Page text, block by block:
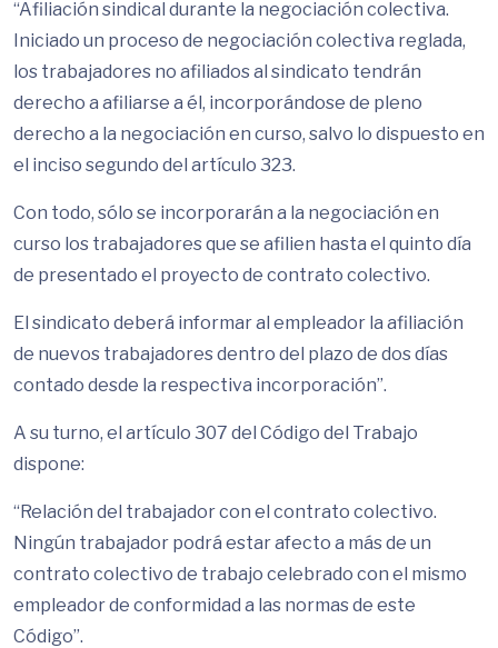
“Afiliación sindical durante la negociación colectiva.
Iniciado un proceso de negociación colectiva reglada,
los trabajadores no afiliados al sindicato tendrán
derecho a afiliarse a él, incorporándose de pleno
derecho a la negociación en curso, salvo lo dispuesto en
el inciso segundo del artículo 323.
Con todo, sólo se incorporarán a la negociación en
curso los trabajadores que se afilien hasta el quinto día
de presentado el proyecto de contrato colectivo.
El sindicato deberá informar al empleador la afiliación
de nuevos trabajadores dentro del plazo de dos días
contado desde la respectiva incorporación”.
A su turno, el artículo 307 del Código del Trabajo
dispone:
“Relación del trabajador con el contrato colectivo.
Ningún trabajador podrá estar afecto a más de un
contrato colectivo de trabajo celebrado con el mismo
empleador de conformidad a las normas de este
Código”.